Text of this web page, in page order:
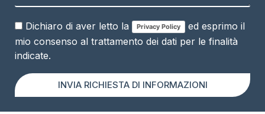
Dichiaro di aver letto la Privacy Policy
ed esprimo il
mio consenso al trattamento dei dati per le finalità
indicate.
INVIA RICHIESTA DI INFORMAZIONI